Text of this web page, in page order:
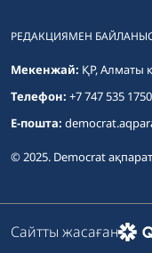
РЕДАКЦИЯМЕН
Мекенжай: ҚР, Алматы
Телефон: +7 747 535 1750
E-пошта:
© 2025. Democrat
Сайтты жасаған